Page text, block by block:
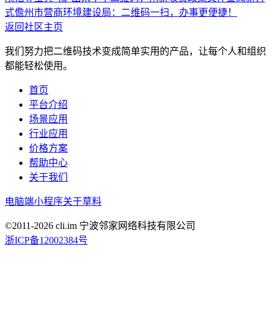
式儋州市营商环境建设局：二维码一扫，办事更便捷！
返回社区主页
我们努力把二维码技术变成简单实用的产品，让每个人和组织
都能轻松使用。
首页
平台介绍
场景应用
行业应用
价格方案
帮助中心
关于我们
电脑端小程序关于草料
©2011-2026 cli.im 宁波邻家网络科技有限公司
浙ICP备12002384号